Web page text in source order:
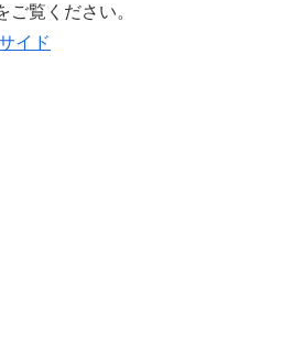
ご覧ください。
イド